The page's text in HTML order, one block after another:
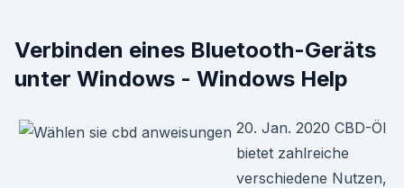
Verbinden eines Bluetooth-Geräts
unter Windows - Windows Help
20. Jan. 2020 CBD-Öl
bietet zahlreiche
verschiedene Nutzen,